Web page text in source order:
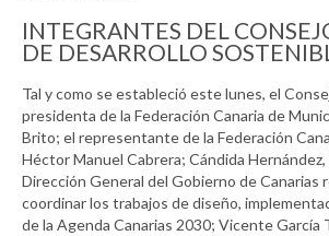
INTEGRANTES DEL
DE DESARROLLO
Tal y como se estableció este lunes, el
presidenta de la Federación Canaria de
Brito; el representante de la Federación
Héctor Manuel Cabrera; Cándida
Dirección General del Gobierno de Canarias
coordinar los trabajos de diseño,
de la Agenda Canarias 2030; Vicente García